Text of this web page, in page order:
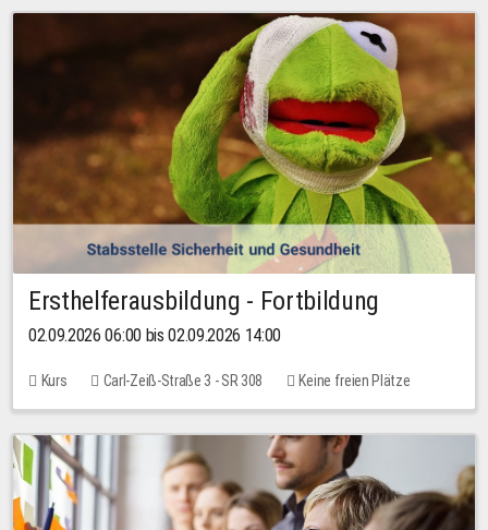
Ersthelferausbildung - Fortbildung
02.09.2026 06:00 bis 02.09.2026 14:00
Kurs Carl-Zeiß-Straße 3 - SR 308 Keine freien Plätze